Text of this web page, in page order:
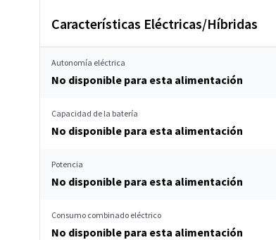
Características Eléctricas/Híbridas
Autonomía eléctrica
No disponible para esta alimentación
Capacidad de la batería
No disponible para esta alimentación
Potencia
No disponible para esta alimentación
Consumo combinado eléctrico
No disponible para esta alimentación